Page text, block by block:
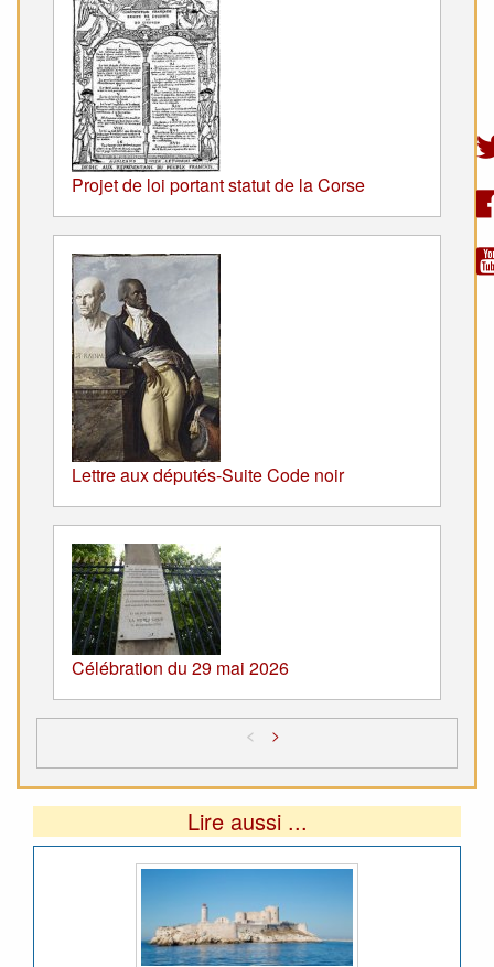
Projet de loi portant statut de la Corse
Lettre aux députés-Suite Code noir
Célébration du 29 mai 2026
< >
Lire aussi ...